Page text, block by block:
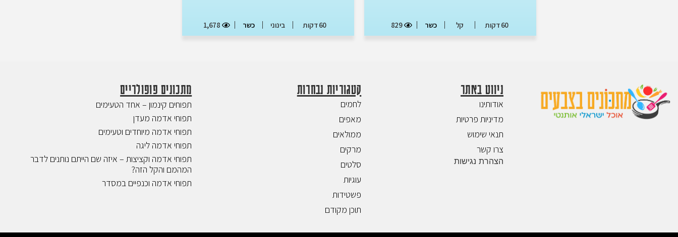
60 דקות קל כשר 829 60 דקות בינוני כשר 1,678
ניווט באתר
אודותינו
מדיניות פרטיות
תנאי שימוש
צרו קשר
הצהרת נגישות
קטגוריות נבחרות
לחמים
מאפים
ממולאים
מרקים
סלטים
עוגיות
פשטידות
תוכן מקודם
מתכונים פופולריים
תפוחים קינמון – אחד הטעימים
תפוחי אדמה מעדן
תפוחי אדמה מיוחדים וטעימים
תפוחי אדמה ליגה
תפוחי אדמה וקציצות – איזה שם הייתם נותנים לדבר
המהמם והקל הזה?
תפוחי אדמה וכנפיים במסדר